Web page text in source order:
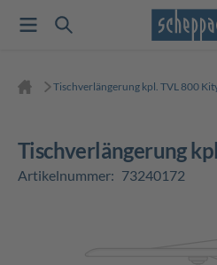
Tischverlängerung kpl. TVL 800
Tischverlängerung
Artikelnummer: 73240172